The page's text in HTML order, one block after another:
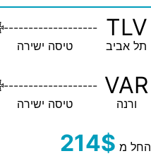
TLV
תל אביב
-------------------
טיסה ישירה
VAR
ורנה
-------------------
טיסה ישירה
החל מ 214$